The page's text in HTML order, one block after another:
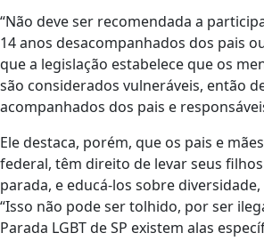
“Não deve ser recomendada a
14 anos desacompanhados dos pais
que a legislação estabelece que os
são considerados vulneráveis, então
acompanhados dos pais e
Ele destaca, porém, que os pais e
federal, têm direito de levar seus
parada, e educá-los sobre
“Isso não pode ser tolhido, por ser
Parada LGBT de SP existem alas